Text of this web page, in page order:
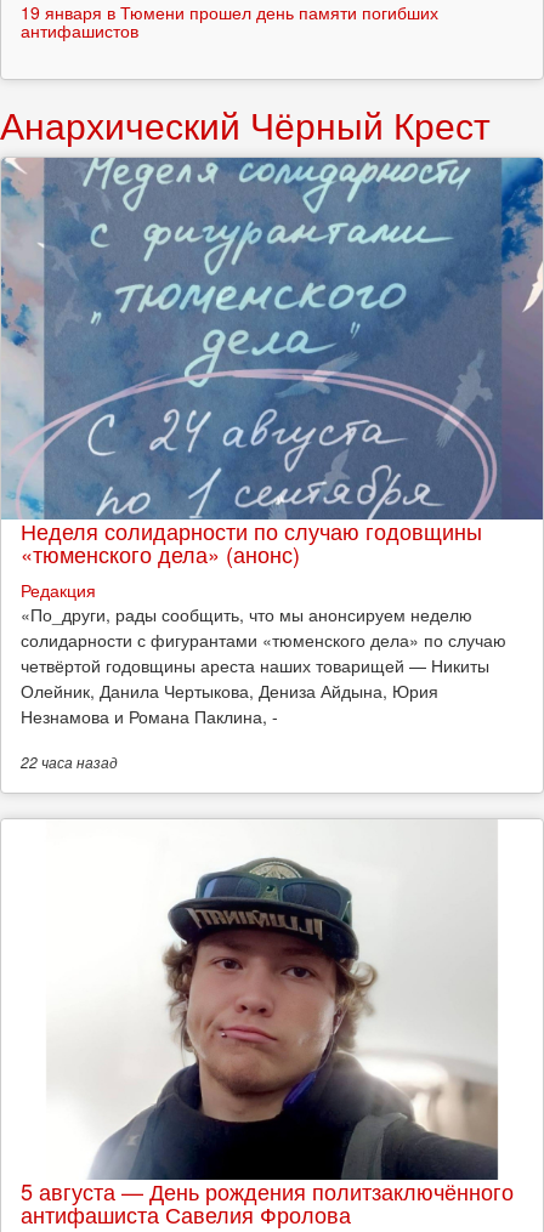
19 января в Тюмени прошел день памяти погибших
антифашистов
Анархический Чёрный Крест
Неделя солидарности по случаю годовщины
«тюменского дела» (анонс)
Редакция
​«По_други, рады сообщить, что мы анонсируем неделю
солидарности с фигурантами «тюменского дела» по случаю
четвёртой годовщины ареста наших товарищей — Никиты
Олейник, Данила Чертыкова, Дениза Айдына, Юрия
Незнамова и Романа Паклина, -
22 часа назад
5 августа — День рождения политзаключённого
антифашиста Савелия Фролова